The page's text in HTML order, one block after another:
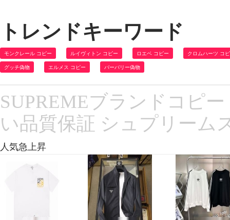
トレンドキーワード
モンクレール コピー ルイヴィトン コピー ロエベ コピー クロムハーツ コ
グッチ偽物 エルメス コピー バーバリー偽物
SUPREMEブランドコピ
い品質保証 シュプリーム
人気急上昇